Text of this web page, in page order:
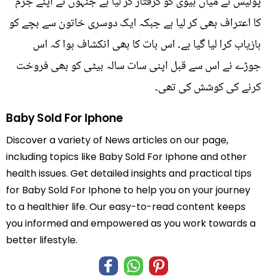
کا اعتراف بھی کر لیا ہے جبکہ ایک دوسری خاتون سے بچے کو
بازیاب کرا لیا گیا ہے۔ اس بات کا بھی انکشاف ہوا کہ اس
جوڑے نے اس سے قبل اپنی سات سالہ بیٹی کو بھی فروخت
کرنے کی کوشش کی تھی۔
Baby Sold For Iphone
Discover a variety of News articles on our page,
including topics like Baby Sold For Iphone and other
health issues. Get detailed insights and practical tips
for Baby Sold For Iphone to help you on your journey
to a healthier life. Our easy-to-read content keeps
you informed and empowered as you work towards a
better lifestyle.